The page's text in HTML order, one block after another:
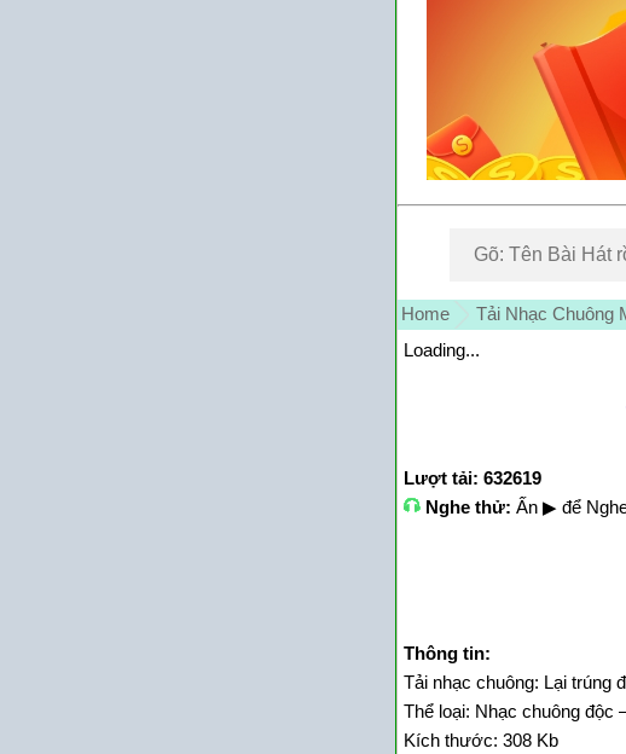
Home
Tải Nhạc Chuông
Loading...
Lượt tải: 632619
Nghe thử: Ấn ▶ để
Thông tin:
Tải nhạc chuông: Lại trúng
Thể loại: Nhạc chuông độc
Kích thước: 308 Kb